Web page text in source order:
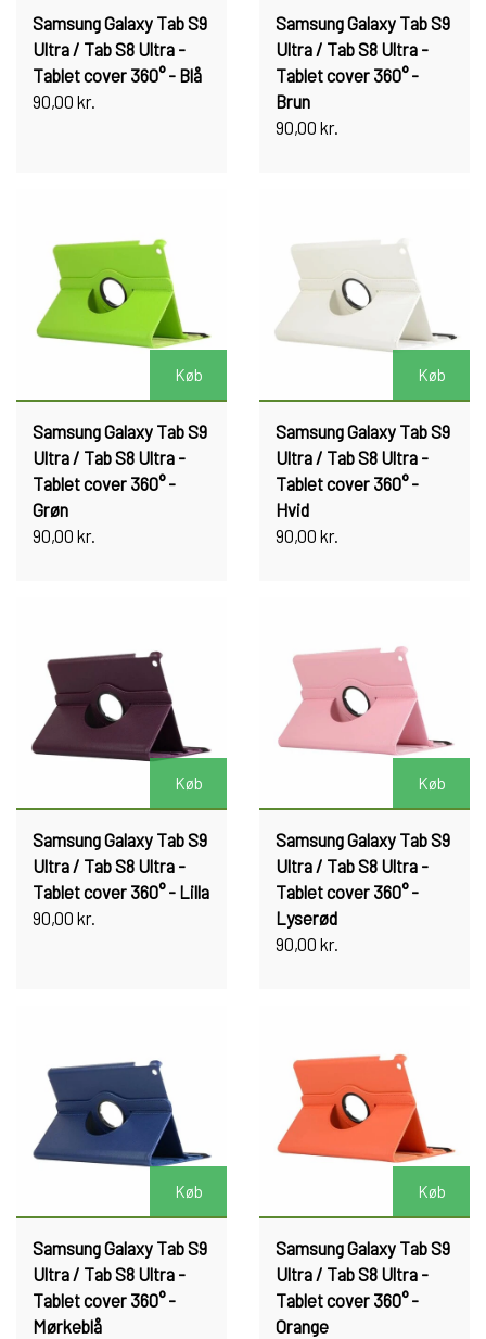
Samsung Galaxy Tab S9
Ultra / Tab S8 Ultra -
Tablet cover 360° - Blå
90,00 kr.
Samsung Galaxy Tab S9
Ultra / Tab S8 Ultra -
Tablet cover 360° -
Brun
90,00 kr.
Køb
Samsung Galaxy Tab S9
Ultra / Tab S8 Ultra -
Tablet cover 360° -
Grøn
90,00 kr.
Køb
Samsung Galaxy Tab S9
Ultra / Tab S8 Ultra -
Tablet cover 360° -
Hvid
90,00 kr.
Køb
Samsung Galaxy Tab S9
Ultra / Tab S8 Ultra -
Tablet cover 360° - Lilla
90,00 kr.
Køb
Samsung Galaxy Tab S9
Ultra / Tab S8 Ultra -
Tablet cover 360° -
Lyserød
90,00 kr.
Køb
Samsung Galaxy Tab S9
Ultra / Tab S8 Ultra -
Tablet cover 360° -
Mørkeblå
Køb
Samsung Galaxy Tab S9
Ultra / Tab S8 Ultra -
Tablet cover 360° -
Orange